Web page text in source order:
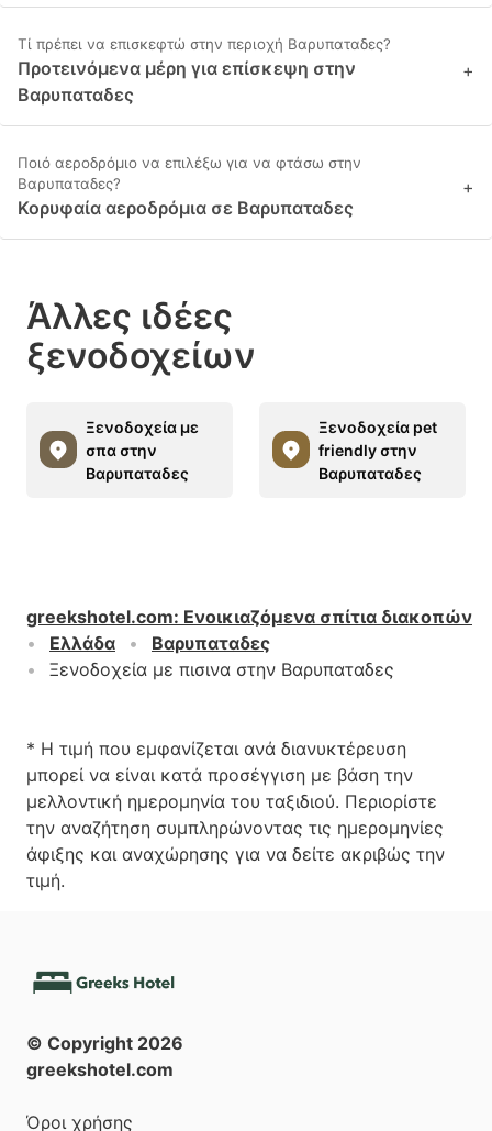
Τί πρέπει να επισκεφτώ στην περιοχή Βαρυπαταδες?
Προτεινόμενα μέρη για επίσκεψη στην
Βαρυπαταδες
+
Ποιό αεροδρόμιο να επιλέξω για να φτάσω στην
Βαρυπαταδες?
Κορυφαία αεροδρόμια σε Βαρυπαταδες
+
Άλλες ιδέες
ξενοδοχείων
Ξενοδοχεία με
σπα στην
Βαρυπαταδες
Ξενοδοχεία pet
friendly στην
Βαρυπαταδες
greekshotel.com: Ενοικιαζόμενα σπίτια διακοπών
Ελλάδα
Βαρυπαταδες
Ξενοδοχεία με πισινα στην Βαρυπαταδες
* Η τιμή που εμφανίζεται ανά διανυκτέρευση
μπορεί να είναι κατά προσέγγιση με βάση την
μελλοντική ημερομηνία του ταξιδιού. Περιορίστε
την αναζήτηση συμπληρώνοντας τις ημερομηνίες
άφιξης και αναχώρησης για να δείτε ακριβώς την
τιμή.
© Copyright 2026
greekshotel.com
Όροι χρήσης